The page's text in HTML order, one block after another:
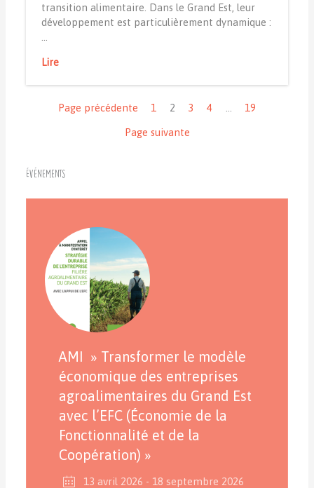
transition alimentaire. Dans le Grand Est, leur
développement est particulièrement dynamique :
Lire
Page précédente
1 2 3 4 19
Page suivante
Événements
AMI » Transformer le modèle
économique des entreprises
agroalimentaires du Grand Est
avec l’EFC (Économie de la
Fonctionnalité et de la
Coopération) »
13 avril 2026 - 18 septembre 2026